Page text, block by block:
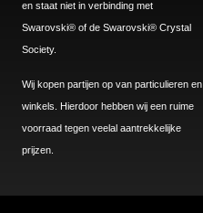
en staat niet in verbinding met
Swarovski®️ of de Swarovski®️ Crystal
Society.
Wij kopen partijen op van particulieren en
winkels. Hierdoor hebben wij een ruime
voorraad tegen veelal aantrekkelijke
prijzen.